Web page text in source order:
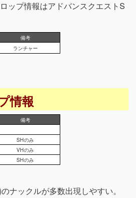
ップ情報はアドバンスクエストS
備考
ランチャー
情報
備考
SHのみ
VHのみ
SHのみ
ナックルが多数出現しやすい。